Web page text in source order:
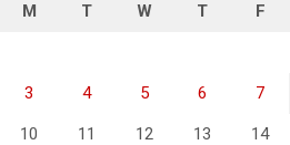
M T W T F
3 4 5 6 7
10 11 12 13 14